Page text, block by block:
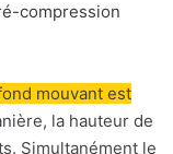
compression
mouvant est
la hauteur de
Simultanément le